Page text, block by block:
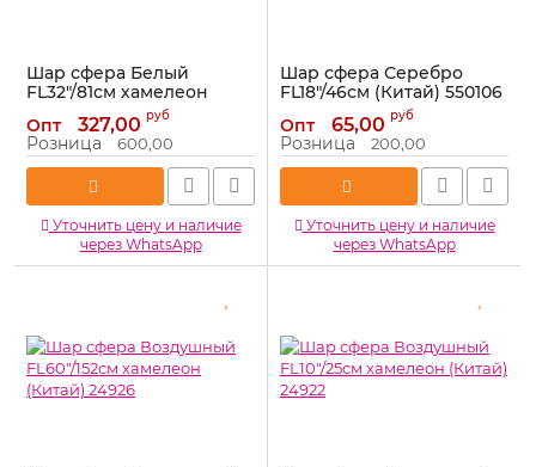
Шар сфера Белый
FL32"/81см хамелеон
(Китай) зеркальный
24955
Артикул: 24955
Опт 327,00 руб
Розница 600,00
Уточнить цену и наличие
через WhatsApp
Шар сфера Серебро
FL18"/46см (Китай) 550106
Артикул: 550106
Опт 65,00 руб
Розница 200,00
Уточнить цену и наличие
через WhatsApp